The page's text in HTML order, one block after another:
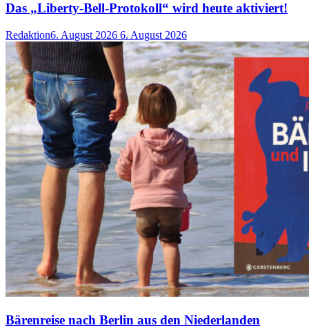
Das „Liberty-Bell-Protokoll“ wird heute aktiviert!
Redaktion6. August 2026 6. August 2026
Bärenreise nach Berlin aus den Niederlanden